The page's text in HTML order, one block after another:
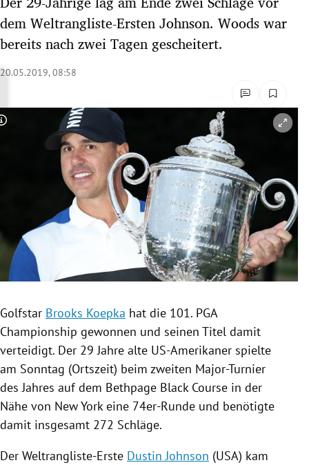
Untermenü
Untermenü
Untermenü
Untermenü
Untermenü
Untermenü
dem Weltrangliste-Ersten Johnson. Woods war
bereits nach zwei Tagen gescheitert.
20.05.2019, 08:58
Copyright-Hinweis öffnen/schließen
Golfstar Brooks Koepka hat die 101. PGA
Championship gewonnen und seinen Titel damit
verteidigt. Der 29 Jahre alte US-Amerikaner spielte
am Sonntag (Ortszeit) beim zweiten Major-Turnier
des Jahres auf dem Bethpage Black Course in der
Nähe von New Yorkeine 74er-Runde und benötigte
damit insgesamt 272 Schläge.
Der Weltrangliste-Erste Dustin Johnson (USA) kam